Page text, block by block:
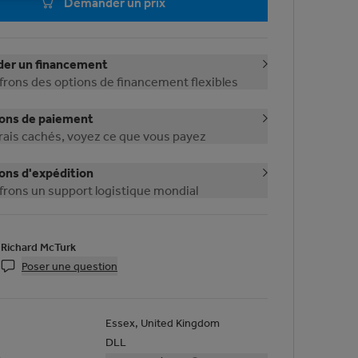
un financement
des options de financement flexibles
de paiement
cachés, voyez ce que vous payez
d'expédition
un support logistique mondial
Richard McTurk
Poser une question
Essex, United Kingdom
DLL